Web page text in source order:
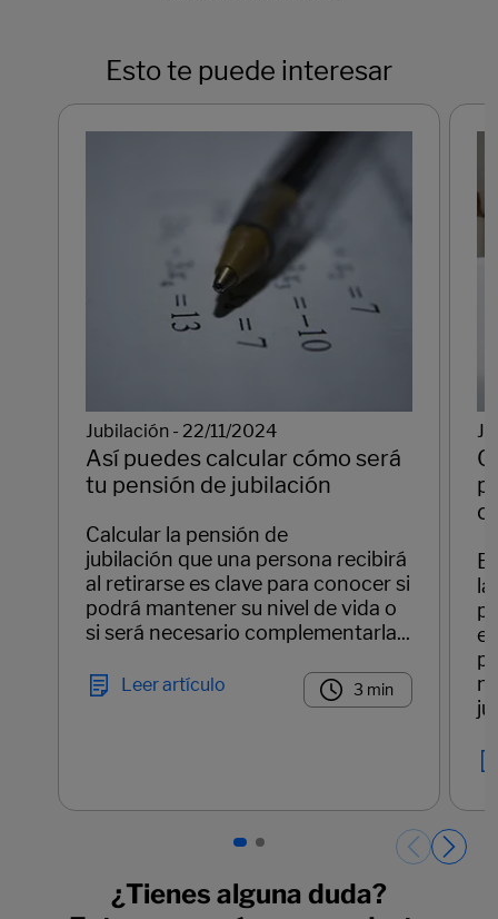
Esto te puede interesar
Jubilación - 22/11/2024
Así puedes calcular cómo será
tu pensión de jubilación
Calcular la pensión de
jubilación que una persona recibirá
al retirarse es clave para conocer si
podrá mantener su nivel de vida o
si será necesario complementarla...
Leer artículo 3 min
la
el
¿Tienes alguna duda?